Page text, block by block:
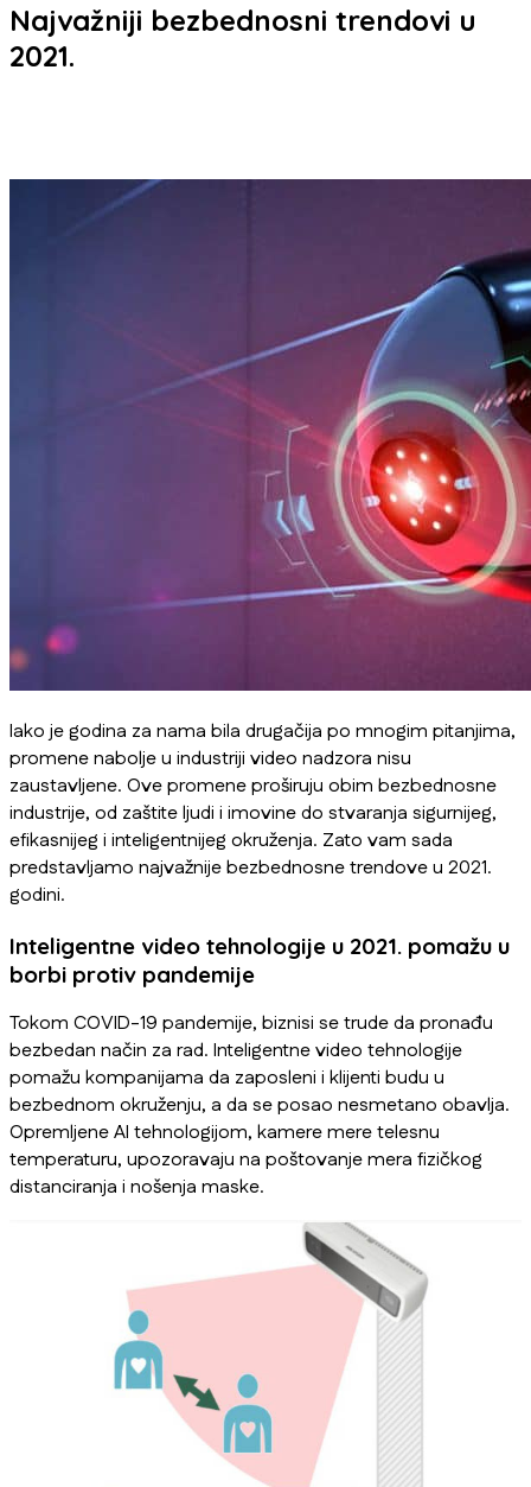
Najvažniji bezbednosni trendovi u
2021.
Iako je godina za nama bila drugačija po mnogim pitanjima,
promene nabolje u industriji video nadzora nisu
zaustavljene. Ove promene proširuju obim bezbednosne
industrije, od zaštite ljudi i imovine do stvaranja sigurnijeg,
efikasnijeg i inteligentnijeg okruženja. Zato vam sada
predstavljamo najvažnije bezbednosne trendove u 2021.
godini.
Inteligentne video tehnologije u 2021. pomažu u
borbi protiv pandemije
Tokom COVID-19 pandemije, biznisi se trude da pronađu
bezbedan način za rad. Inteligentne video tehnologije
pomažu kompanijama da zaposleni i klijenti budu u
bezbednom okruženju, a da se posao nesmetano obavlja.
Opremljene AI tehnologijom, kamere mere telesnu
temperaturu, upozoravaju na poštovanje mera fizičkog
distanciranja i nošenja maske.